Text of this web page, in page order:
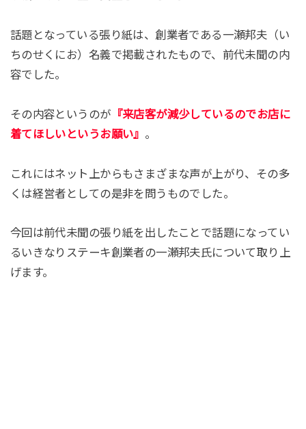
話題となっている張り紙は、創業者である一瀬邦夫（い
ちのせくにお）名義で掲載されたもので、前代未聞の内
容でした。
その内容というのが 『来店客が減少しているのでお店に
着てほしいというお願い』 。
これにはネット上からもさまざまな声が上がり、その多
くは経営者としての是非を問うものでした。
今回は前代未聞の張り紙を出したことで話題になってい
るいきなりステーキ創業者の一瀬邦夫氏について取り上
げます。